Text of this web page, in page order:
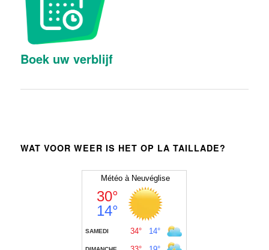
Boek uw verblijf
WAT VOOR WEER IS HET OP LA TAILLADE?